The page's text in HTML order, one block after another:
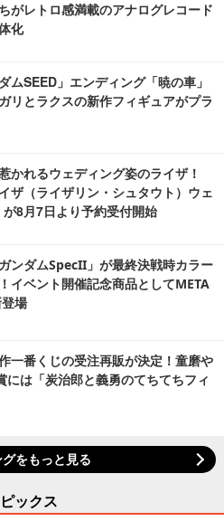
がレトロ感満載のアナログレコード
化
ムSEED」エンディング「暁の車」
リとラクスの新作フィギュアがプラ
かれるウェディング姿のライザ！
ザ（ライザリン・シュタウト）ウェ
8月7日より予約受付開始
ンダムSpecII」が最終決戦時カラー
イベント開催記念商品としてMETA
場
一番くじの受注再販が決定！童磨や
には「炭治郎と義勇のてちてちフィ
をもっと見る
ピックス